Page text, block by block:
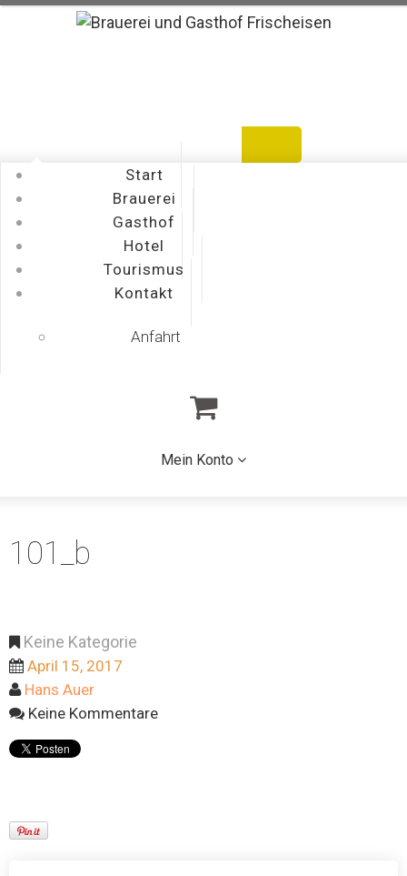
Start
Brauerei
Gasthof
Hotel
Tourismus
Kontakt
Anfahrt
Mein Konto
101_b
Keine Kategorie
April 15, 2017
Hans Auer
Keine Kommentare